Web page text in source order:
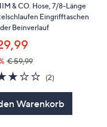
& CO. Hose, 7/8-Länge
Eingrifftaschen
Beinverlauf
€ 59,99
3.0
von
(2)2
Warenkorb